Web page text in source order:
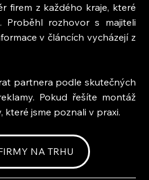
firem z každého kraje, které
Proběhl rozhovor s majiteli
v článcích vycházejí z
partnera podle skutečných
Pokud řešíte montáž
které jsme poznali v praxi.
NA TRHU